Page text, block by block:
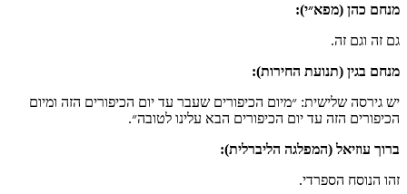
מנחם כהן (מפא״י):
גם זה וגם זה.
מנחם בגין (תנועת החירות):
יש גירסה שלישית: ״מיום הכיפורים שעבר עד יום הכיפורים הזה ומיום
הכיפורים הזה עד יום הכיפורים הבא עלינו לטובה״.
ברוך עוזיאל (המפלגה הליברלית):
זהו הנוסח הספרדי.